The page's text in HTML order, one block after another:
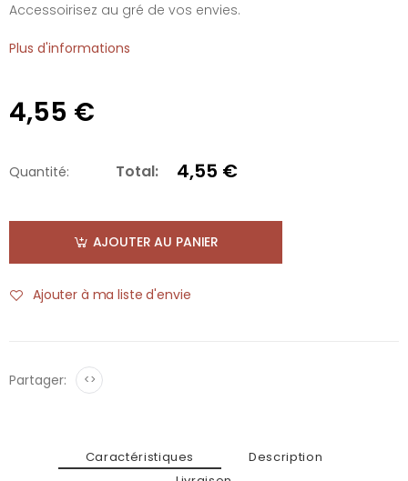
Accessoirisez au gré de vos envies.
Plus d'informations
4,55 €
Quantité: Total: 4,55 €
AJOUTER AU PANIER
Ajouter à ma liste d'envie
Partager: <>
Caractéristiques
Description